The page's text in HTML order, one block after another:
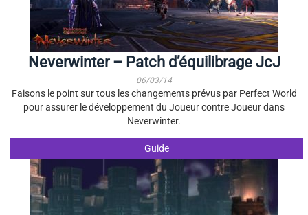
Neverwinter – Patch d’équilibrage JcJ
06/03/14
Faisons le point sur tous les changements prévus par Perfect World
pour assurer le développement du Joueur contre Joueur dans
Neverwinter.
Guide